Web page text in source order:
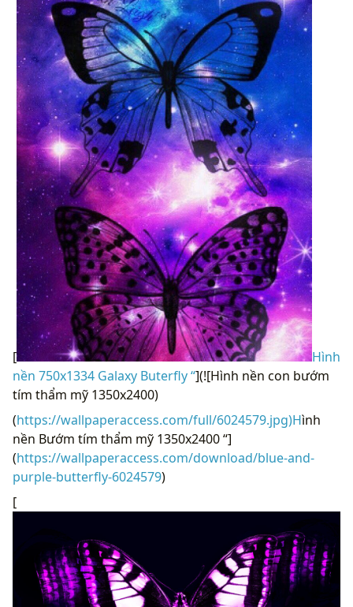
[
Hình
nền 750x1334 Galaxy Buterfly “](![Hình nền con bướm
tím thẩm mỹ 1350x2400)
(https://wallpaperaccess.com/full/6024579.jpg)Hình
nền Bướm tím thẩm mỹ 1350x2400 “]
(https://wallpaperaccess.com/download/blue-and-
purple-butterfly-6024579)
[